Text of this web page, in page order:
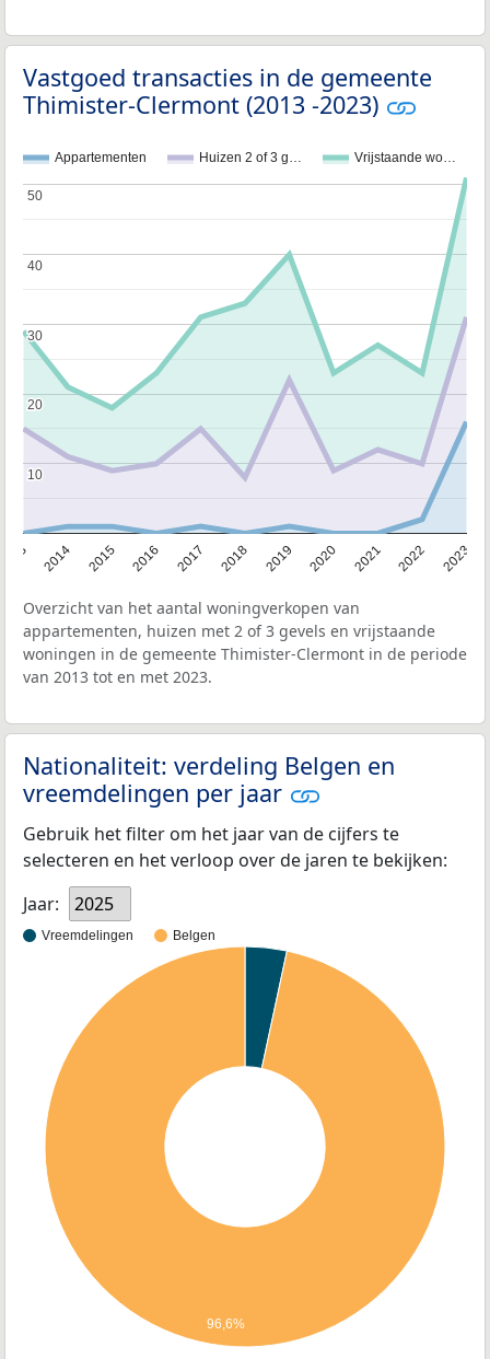
Vastgoed transacties in de gemeente
Thimister-Clermont (2013 -2023)
Appartementen Huizen 2 of 3 g… Vrijstaande wo…
2014 2015 2016 2017 2018 2019 2020 2021 2022 2023
10
10
20
20
30
30
40
40
50
50
Overzicht van het aantal woningverkopen van
appartementen, huizen met 2 of 3 gevels en vrijstaande
woningen in de gemeente Thimister-Clermont in de periode
van 2013 tot en met 2023.
Nationaliteit: verdeling Belgen en
vreemdelingen per jaar
Gebruik het filter om het jaar van de cijfers te
selecteren en het verloop over de jaren te bekijken:
Jaar:
2025
Vreemdelingen Belgen
96,6%